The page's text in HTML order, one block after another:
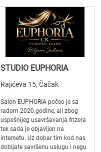
STUDIO EUPHORIA
Rajićeva 15, Čačak
Salon EUPHORIA počeo je sa
radom 2020.godine, ali zbog
uspešnijeg usavršavanja frizera
tek sada je objavljen na
internetu. Uz dobar tim kod nas
dobijate savršenu uslugu i negu